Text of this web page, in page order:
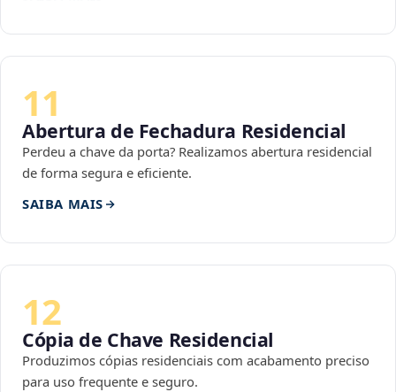
11
Abertura de Fechadura Residencial
Perdeu a chave da porta? Realizamos abertura residencial
de forma segura e eficiente.
SAIBA MAIS
12
Cópia de Chave Residencial
Produzimos cópias residenciais com acabamento preciso
para uso frequente e seguro.